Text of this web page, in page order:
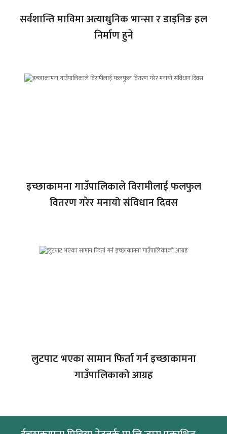
सर्वशान्ति माविमा अत्याधुनिक भान्सा र डाइनिङ हल
निर्माण हुने
इच्छाकामना गाउँपालिकाले विरामीलाई फलफुल
वितरण गरेर मनायो संविधान दिवस
लुटपाट भएका सामान फिर्ता गर्न इच्छाकामना
गाउँपालिकाको आग्रह